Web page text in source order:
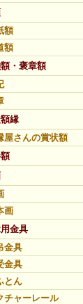
額
額
・褒章額
縁
屋さんの賞状額
画
金具
金具
金具
とん
チャーレール